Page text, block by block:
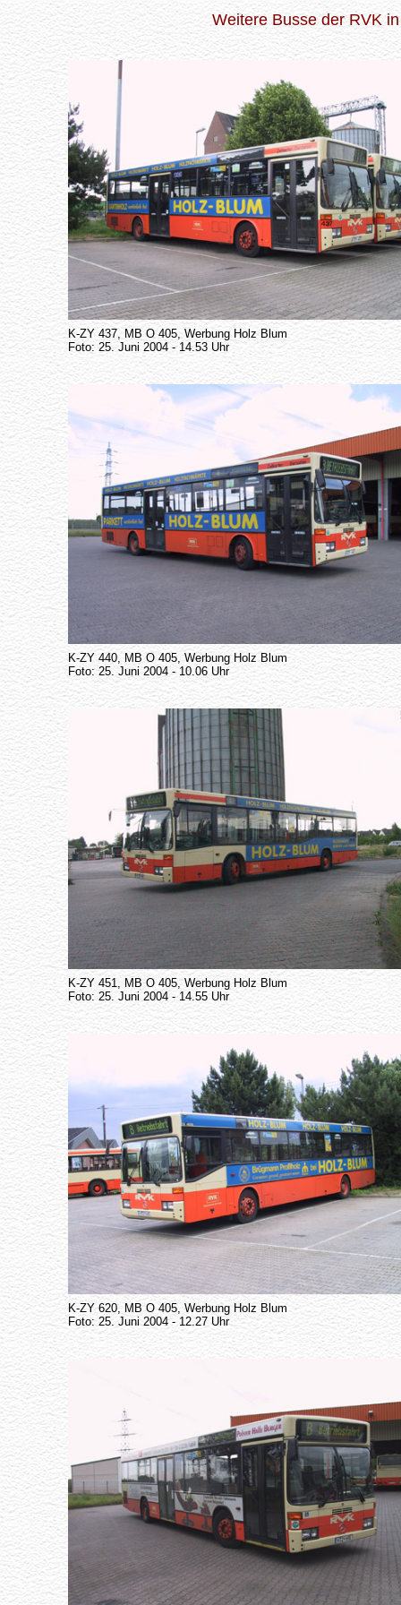
Weitere Busse der RVK
K-ZY 437, MB O 405, Werbung Holz Blum
Foto: 25. Juni 2004 - 14.53 Uhr
K-ZY 440, MB O 405, Werbung Holz Blum
Foto: 25. Juni 2004 - 10.06 Uhr
K-ZY 451, MB O 405, Werbung Holz Blum
Foto: 25. Juni 2004 - 14.55 Uhr
K-ZY 620, MB O 405, Werbung Holz Blum
Foto: 25. Juni 2004 - 12.27 Uhr